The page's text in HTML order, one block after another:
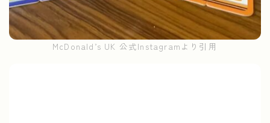
McDonald’s UK 公式Instagramより引用